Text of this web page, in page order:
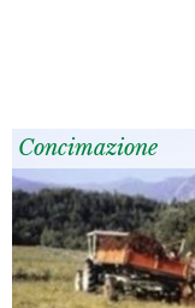
Concimazione